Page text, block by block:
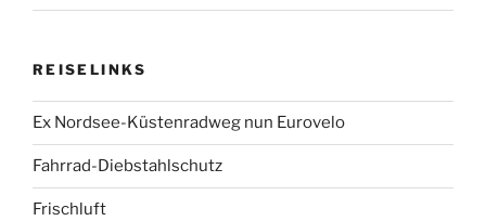
REISELINKS
Ex Nordsee-Küstenradweg nun Eurovelo
Fahrrad-Diebstahlschutz
Frischluft